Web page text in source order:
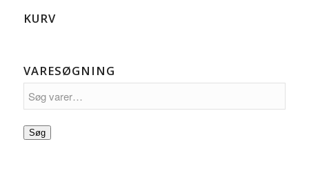
KURV
VARESØGNING
Søg